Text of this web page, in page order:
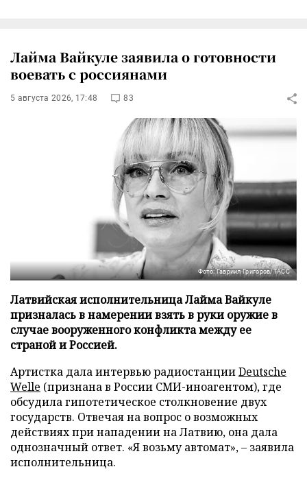
Лайма Вайкуле заявила о готовности
воевать с россиянами
5 августа 2026, 17:48 83
Фото: Гавриил Григоров/ТАСС
Латвийская исполнительница Лайма Вайкуле
призналась в намерении взять в руки оружие в
случае вооруженного конфликта между ее
страной и Россией.
Артистка дала интервью радиостанцииDeutsche
Welle (признана в России СМИ-иноагентом), где
обсудила гипотетическое столкновение двух
государств. Отвечая на вопрос о возможных
действиях при нападении на Латвию, она дала
однозначный ответ. «Я возьму автомат», – заявила
исполнительница.